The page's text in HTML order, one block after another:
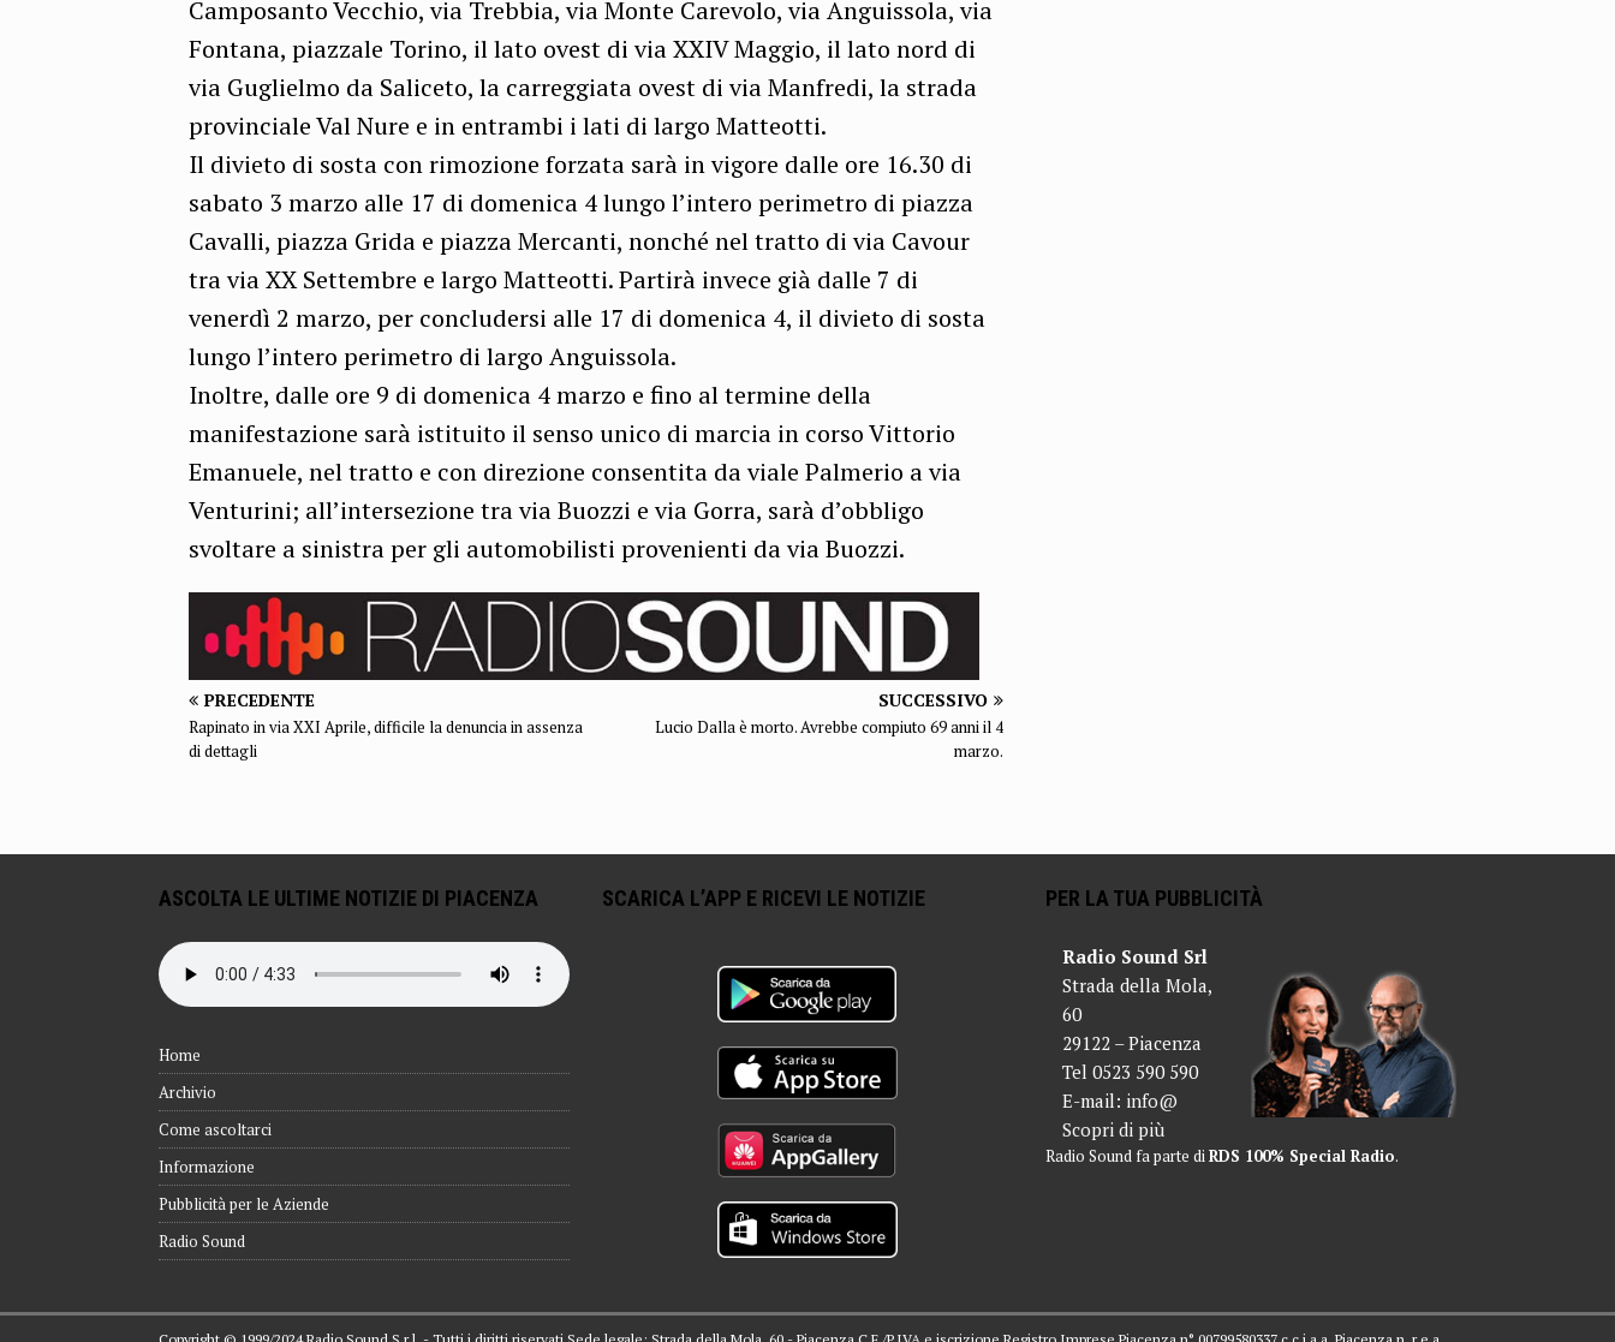
Camposanto Vecchio, via Trebbia, via Monte Carevolo, via Anguissola, via
Fontana, piazzale Torino, il lato ovest di via XXIV Maggio, il lato nord di
via Guglielmo da Saliceto, la carreggiata ovest di via Manfredi, la strada
provinciale Val Nure e in entrambi i lati di largo Matteotti.
Il divieto di sosta con rimozione forzata sarà in vigore dalle ore 16.30 di
sabato 3 marzo alle 17 di domenica 4 lungo l’intero perimetro di piazza
Cavalli, piazza Grida e piazza Mercanti, nonché nel tratto di via Cavour
tra via XX Settembre e largo Matteotti. Partirà invece già dalle 7 di
venerdì 2 marzo, per concludersi alle 17 di domenica 4, il divieto di sosta
lungo l’intero perimetro di largo Anguissola.
Inoltre, dalle ore 9 di domenica 4 marzo e fino al termine della
manifestazione sarà istituito il senso unico di marcia in corso Vittorio
Emanuele, nel tratto e con direzione consentita da viale Palmerio a via
Venturini; all’intersezione tra via Buozzi e via Gorra, sarà d’obbligo
svoltare a sinistra per gli automobilisti provenienti da via Buozzi.
PRECEDENTE
Rapinato in via XXI Aprile, difficile la denuncia in assenza
di dettagli
SUCCESSIVO
Lucio Dalla è morto. Avrebbe compiuto 69 anni il 4
marzo.
ASCOLTA LE ULTIME NOTIZIE DI PIACENZA
Home
Archivio
Come ascoltarci
Informazione
Pubblicità per le Aziende
Radio Sound
SCARICA L’APP E RICEVI LE NOTIZIE PER LA TUA PUBBLICITÀ
Radio Sound Srl
Strada della Mola,
60
29122 – Piacenza
Tel 0523 590 590
E-mail: info@
Scopri di più
Radio Sound fa parte diRDS 100% Special Radio.